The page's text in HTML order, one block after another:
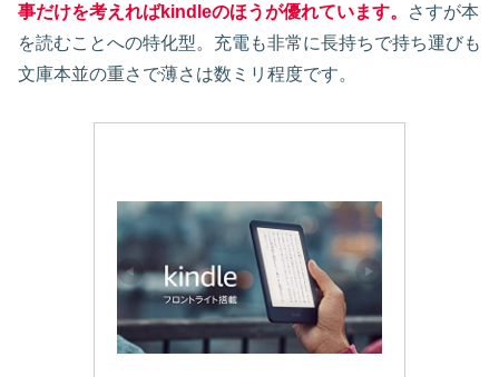
事だけを考えればkindleのほうが優れています。
さすが本
を読むことへの特化型。充電も非常に長持ちで持ち運びも
文庫本並の重さで薄さは数ミリ程度です。